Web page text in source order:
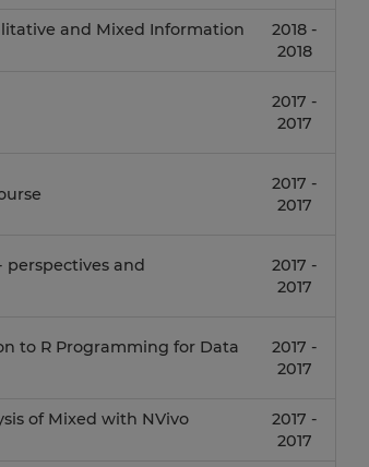
and Mixed Information
2018 -
2018
2017 -
2017
2017 -
2017
perspectives and
2017 -
2017
to R Programming for Data
2017 -
2017
of Mixed with NVivo
2017 -
2017